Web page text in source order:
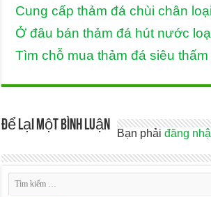
Cung cấp thảm đá chùi chân
Ở đâu bán thảm đá hút nước
Tìm chỗ mua thảm đá siêu thấm
Để lại một bình luận Bạn phảiđăng